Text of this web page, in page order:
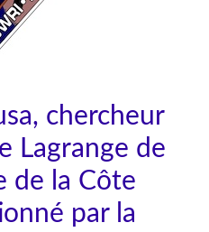
chercheur
Lagrange de
de la Côte
par la